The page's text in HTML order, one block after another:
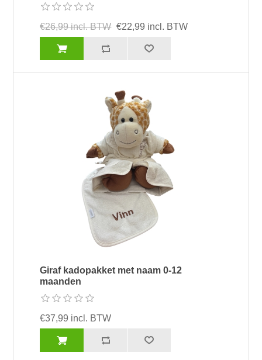
€26,99 incl. BTW €22,99 incl. BTW
Giraf kadopakket met naam 0-12
maanden
€37,99 incl. BTW